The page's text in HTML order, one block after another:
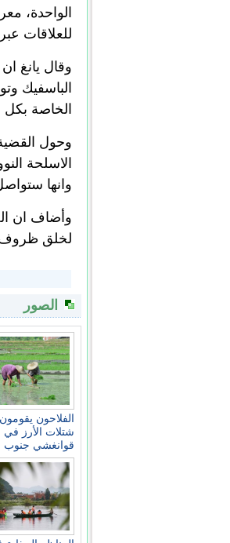
الواحدة،
للعلاقات
وقال يانغ
الباسفيك
الخاصة بكل
وحول
الاسلحة
وانها
وأضاف ان
لخلق ظروف